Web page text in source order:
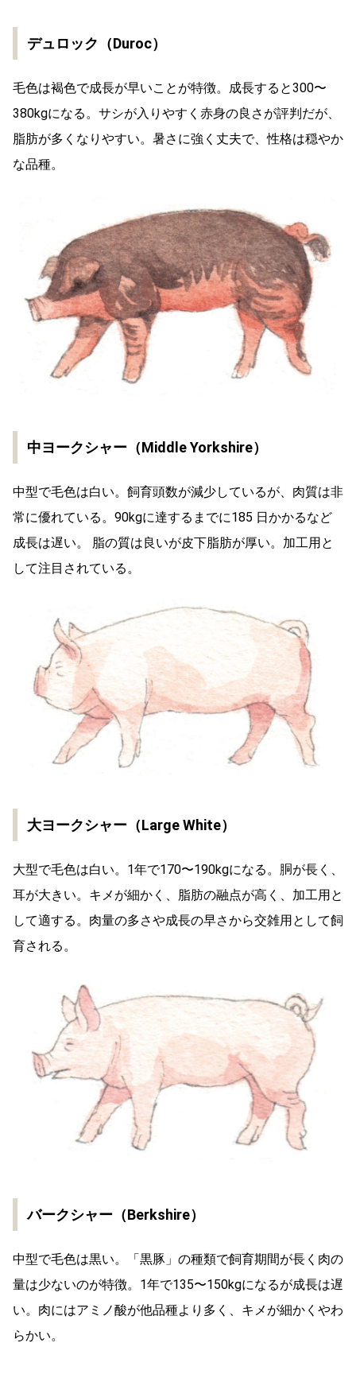
デュロック（Duroc）
毛色は褐色で成長が早いことが特徴。成長すると300〜
380kgになる。サシが入りやすく赤身の良さが評判だが、
脂肪が多くなりやすい。暑さに強く丈夫で、性格は穏やか
な品種。
中ヨークシャー（Middle Yorkshire）
中型で毛色は白い。飼育頭数が減少しているが、肉質は非
常に優れている。90kgに達するまでに185 日かかるなど
成長は遅い。 脂の質は良いが皮下脂肪が厚い。加工用と
して注目されている。
大ヨークシャー（Large White）
大型で毛色は白い。1年で170〜190kgになる。胴が長く、
耳が大きい。キメが細かく、脂肪の融点が高く、加工用と
して適する。肉量の多さや成長の早さから交雑用として飼
育される。
バークシャー（Berkshire）
中型で毛色は黒い。「黒豚」の種類で飼育期間が長く肉の
量は少ないのが特徴。1年で135〜150kgになるが成長は遅
い。肉にはアミノ酸が他品種より多く、キメが細かくやわ
らかい。